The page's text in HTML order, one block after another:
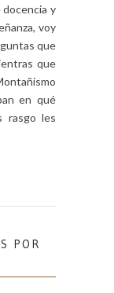
y
voy
que
que
en qué
rasgo les
POR